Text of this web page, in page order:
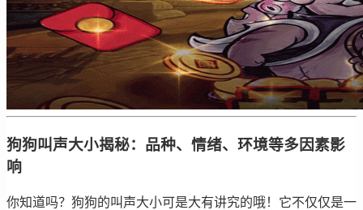
狗狗叫声大小揭秘：品种、情绪、环境等多因素影
响
你知道吗？狗狗的叫声大小可是大有讲究的哦！它不仅仅是一